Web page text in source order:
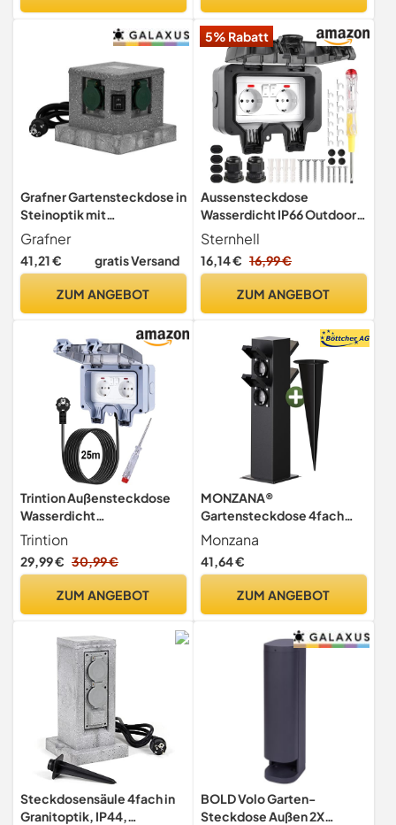
Grafner Gartensteckdose in
Steinoptik mit
Dämmerungssensor
ON/Auto, 4 Steckdosen,
3680W / 16A, 3 Meter
eckig, Energiesäule
Outdoor Stein Optik Würfel
Grafner
41,21 € gratis Versand
ZUM ANGEBOT
5% Rabatt
Aussensteckdose
Wasserdicht IP66 Outdoor
Steckdose mit Schalter
Kontrollleuchte, 3680W
Wetterfest
Wand Garten Steckdose
Gärten Schwimmbad
Aussenbereich
Sternhell
16,14 € 16,99 €
ZUM ANGEBOT
Trintion Außensteckdose
Wasserdicht
Aussensteckdose 2 Fach
Doppel Steckdose Außen
mit 25M Kabel Schalter
se Feuchtraum Aufputz
Gartensteckdose,Grau
Trintion
29,99 € 30,99 €
ZUM ANGEBOT
MONZANA®
Gartensteckdose 4fach
IP44 Metallspieß Garten
Außensteckdose
Steckdosensäule
Steckdosenverteiler
Monzana
41,64 €
ZUM ANGEBOT
Steckdosensäule 4fach in
Granitoptik, IP44,
BOLD Volo Garten-
Steckdose Außen 2X